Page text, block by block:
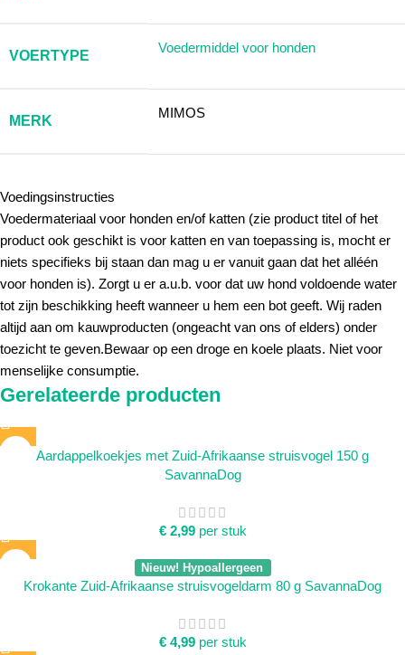
VOERTYPE
Voedermiddel voor honden
MERK
MIMOS
Voedingsinstructies
Voedermateriaal voor honden en/of katten (zie product titel of het
product ook geschikt is voor katten en van toepassing is, mocht er
niets specifieks bij staan dan mag u er vanuit gaan dat het alléén
voor honden is). Zorgt u er a.u.b. voor dat uw hond voldoende water
tot zijn beschikking heeft wanneer u hem een bot geeft. Wij raden
altijd aan om kauwproducten (ongeacht van ons of elders) onder
toezicht te geven.Bewaar op een droge en koele plaats. Niet voor
menselijke consumptie.
Gerelateerde producten
Aardappelkoekjes met Zuid-Afrikaanse struisvogel 150 g
SavannaDog
€2,99 per stuk
Nieuw! Hypoallergeen
Krokante Zuid-Afrikaanse struisvogeldarm 80 g SavannaDog
€4,99 per stuk